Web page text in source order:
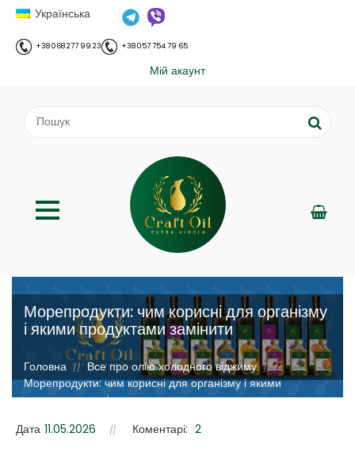
Українська
+38 068 277 99 23 +38 057 754 79 65
Мій акаунт
Морепродукти: чим корисні для організму
і якими продуктами замінити
;
Головна // Все про олію холодного віджиму //
Морепродукти: чим корисні для організму і якими
продуктами замінити
Дата 11.05.2026 Коментарі: 2